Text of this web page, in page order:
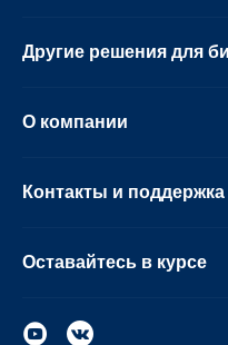
Другие решения для
О компании
Контакты и поддержка
Оставайтесь в курсе